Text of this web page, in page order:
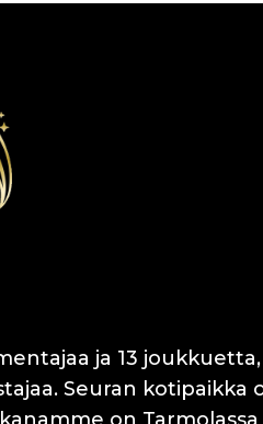
ja 13 joukkuetta,
Seuran kotipaikka